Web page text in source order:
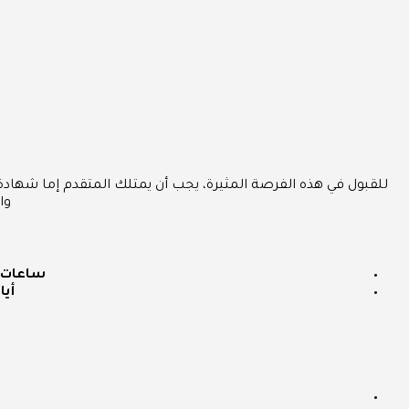
للقبول في هذه الفرصة المثيرة، يجب أن يمتلك المتقدم إما